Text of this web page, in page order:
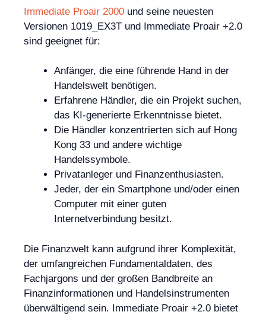
Immediate Proair 2000 und seine neuesten
Versionen 1019_EX3T und Immediate Proair +2.0
sind geeignet für:
Anfänger, die eine führende Hand in der
Handelswelt benötigen.
Erfahrene Händler, die ein Projekt suchen,
das KI-generierte Erkenntnisse bietet.
Die Händler konzentrierten sich auf Hong
Kong 33 und andere wichtige
Handelssymbole.
Privatanleger und Finanzenthusiasten.
Jeder, der ein Smartphone und/oder einen
Computer mit einer guten
Internetverbindung besitzt.
Die Finanzwelt kann aufgrund ihrer Komplexität,
der umfangreichen Fundamentaldaten, des
Fachjargons und der großen Bandbreite an
Finanzinformationen und Handelsinstrumenten
überwältigend sein. Immediate Proair +2.0 bietet